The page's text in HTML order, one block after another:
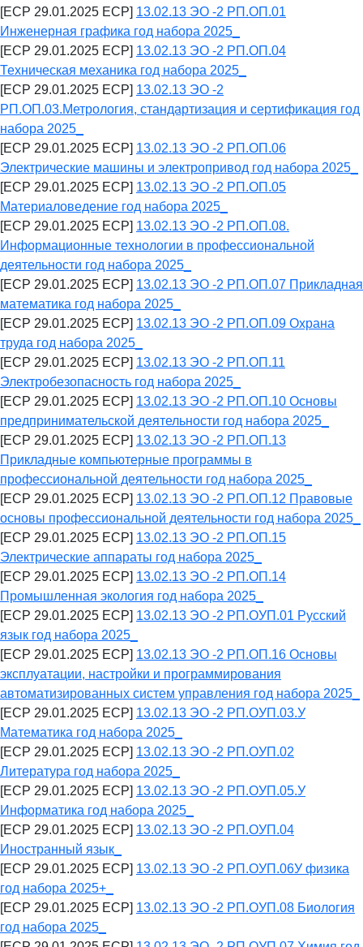
[ECP 29.01.2025 ECP] 13.02.13 ЭО -2 РП.ОП.01
Инженерная графика год набора 2025_
[ECP 29.01.2025 ECP] 13.02.13 ЭО -2 РП.ОП.04
Техническая механика год набора 2025_
[ECP 29.01.2025 ECP] 13.02.13 ЭО -2
РП.ОП.03.Метрология, стандартизация и сертификация год
набора 2025_
[ECP 29.01.2025 ECP] 13.02.13 ЭО -2 РП.ОП.06
Электрические машины и электропривод год набора 2025_
[ECP 29.01.2025 ECP] 13.02.13 ЭО -2 РП.ОП.05
Материаловедение год набора 2025_
[ECP 29.01.2025 ECP] 13.02.13 ЭО -2 РП.ОП.08.
Информационные технологии в профессиональной
деятельности год набора 2025_
[ECP 29.01.2025 ECP] 13.02.13 ЭО -2 РП.ОП.07 Прикладная
математика год набора 2025_
[ECP 29.01.2025 ECP] 13.02.13 ЭО -2 РП.ОП.09 Охрана
труда год набора 2025_
[ECP 29.01.2025 ECP] 13.02.13 ЭО -2 РП.ОП.11
Электробезопасность год набора 2025_
[ECP 29.01.2025 ECP] 13.02.13 ЭО -2 РП.ОП.10 Основы
предпринимательской деятельности год набора 2025_
[ECP 29.01.2025 ECP] 13.02.13 ЭО -2 РП.ОП.13
Прикладные компьютерные программы в
профессиональной деятельности год набора 2025_
[ECP 29.01.2025 ECP] 13.02.13 ЭО -2 РП.ОП.12 Правовые
основы профессиональной деятельности год набора 2025_
[ECP 29.01.2025 ECP] 13.02.13 ЭО -2 РП.ОП.15
Электрические аппараты год набора 2025_
[ECP 29.01.2025 ECP] 13.02.13 ЭО -2 РП.ОП.14
Промышленная экология год набора 2025_
[ECP 29.01.2025 ECP] 13.02.13 ЭО -2 РП.ОУП.01 Русский
язык год набора 2025_
[ECP 29.01.2025 ECP] 13.02.13 ЭО -2 РП.ОП.16 Основы
эксплуатации, настройки и программирования
автоматизированных систем управления год набора 2025_
[ECP 29.01.2025 ECP] 13.02.13 ЭО -2 РП.ОУП.03.У
Математика год набора 2025_
[ECP 29.01.2025 ECP] 13.02.13 ЭО -2 РП.ОУП.02
Литература год набора 2025_
[ECP 29.01.2025 ECP] 13.02.13 ЭО -2 РП.ОУП.05.У
Информатика год набора 2025_
[ECP 29.01.2025 ECP] 13.02.13 ЭО -2 РП.ОУП.04
Иностранный язык_
[ECP 29.01.2025 ECP] 13.02.13 ЭО -2 РП.ОУП.06У физика
год набора 2025+_
[ECP 29.01.2025 ECP] 13.02.13 ЭО -2 РП.ОУП.08 Биология
год набора 2025_